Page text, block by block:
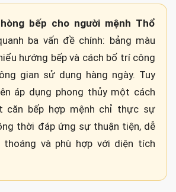
bếp cho người mệnh Thổ
ba vấn đề chính: bảng màu
hướng bếp và cách bố trí công
gian sử dụng hàng ngày. Tuy
áp dụng phong thủy một cách
căn bếp hợp mệnh chỉ thực sự
thời đáp ứng sự thuận tiện, dễ
thoáng và phù hợp với diện tích